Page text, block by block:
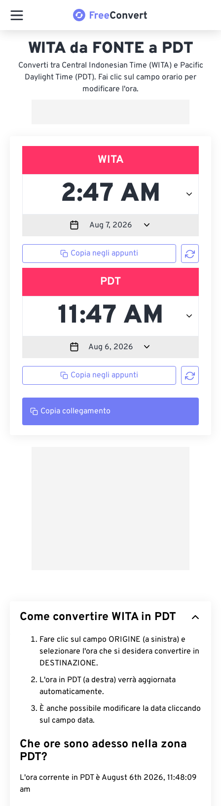
WITA da FONTE a PDT
Converti tra Central Indonesian Time (WITA) e Pacific
Daylight Time (PDT). Fai clic sul campo orario per
modificare l'ora.
WITA
Copia negli appunti
PDT
Copia negli appunti
Copia collegamento
Come convertire WITA in PDT
Fare clic sul campo ORIGINE (a sinistra) e
selezionare l'ora che si desidera convertire in
DESTINAZIONE.
L'ora in PDT (a destra) verrà aggiornata
automaticamente.
È anche possibile modificare la data cliccando
sul campo data.
Che ore sono adesso nella zona
PDT?
L'ora corrente in PDT è August 6th 2026, 11:48:10
am